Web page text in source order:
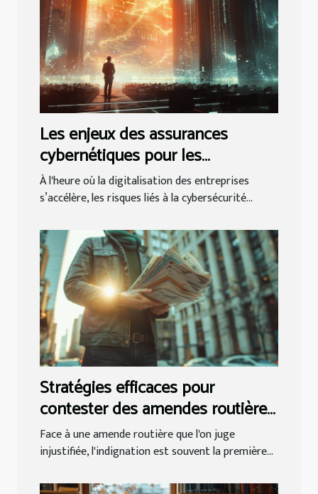
Les enjeux des assurances
cybernétiques pour les
entreprises modernes
À l'heure où la digitalisation des entreprises
s’accélère, les risques liés à la cybersécurité...
Stratégies efficaces pour
contester des amendes routières
injustifiées
Face à une amende routière que l'on juge
injustifiée, l'indignation est souvent la première...